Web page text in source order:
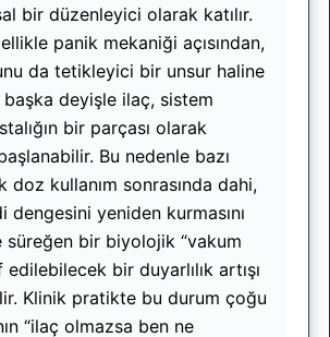
bir düzenleyici olarak katılır.
panik mekaniği açısından,
da tetikleyici bir unsur haline
deyişle ilaç, sistem
bir parçası olarak
Bu nedenle bazı
doz kullanım sonrasında dahi,
dengesini yeniden kurmasını
süreğen bir biyolojik “vakum
bir duyarlılık artışı
Klinik pratikte bu durum çoğu
“ilaç olmazsa ben ne